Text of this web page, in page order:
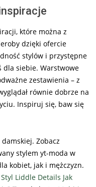
które można z
dzięki ofercie
stylów i przystępne
dla siebie. Warstwowe
zestawienia – z
równie dobrze na
Inspiruj się, baw się
Zobacz
stylem yt-moda w
kobiet, jak i mężczyzn.
Styl Liddle Details Jak